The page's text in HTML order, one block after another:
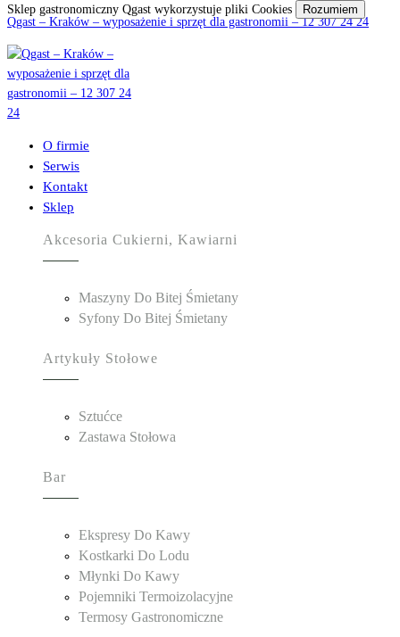
Qgast – Kraków – wyposażenie i sprzęt dla gastronomii – 12 307 24 24
O firmie
Serwis
Kontakt
Sklep
Akcesoria Cukierni, Kawiarni
Maszyny Do Bitej Śmietany
Syfony Do Bitej Śmietany
Artykuły Stołowe
Sztućce
Zastawa Stołowa
Bar
Ekspresy Do Kawy
Kostkarki Do Lodu
Młynki Do Kawy
Pojemniki Termoizolacyjne
Termosy Gastronomiczne
Sklep gastronomiczny Qgast wykorzystuje pliki Cookies Rozumiem